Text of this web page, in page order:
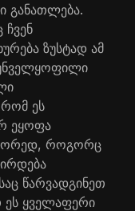
განათლება.
ზუსტად ამ
ეს
ეყოფა
როგორც
წარვადგინეთ
ეს ყველაფერი